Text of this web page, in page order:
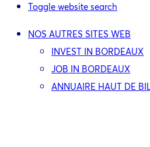
Toggle website search
NOS AUTRES SITES WEB
INVEST IN BORDEAUX
JOB IN BORDEAUX
ANNUAIRE HAUT DE